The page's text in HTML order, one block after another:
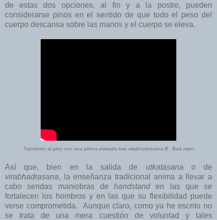
de estas dos opciones, al fin y a la postre, pueden
considerarse pinos en el sentido de que todo el peso del
cuerpo descansa sobre las manos y el cuerpo se eleva.
Transición al pino con una pierna estirada tras virabhadrasana B. Bad man!
Así que, bien en la salida de utkatasana o de
virabhadrasana, la enseñanza tradicional anima a llevar a
cabo sendas maniobras de handstanden las que se
fortalecen los hombros y en las que su flexibilidad puede
verse comprometida. Aunque claro, como ya he escrito no
se trata de una mera cuestión de voluntad y tales